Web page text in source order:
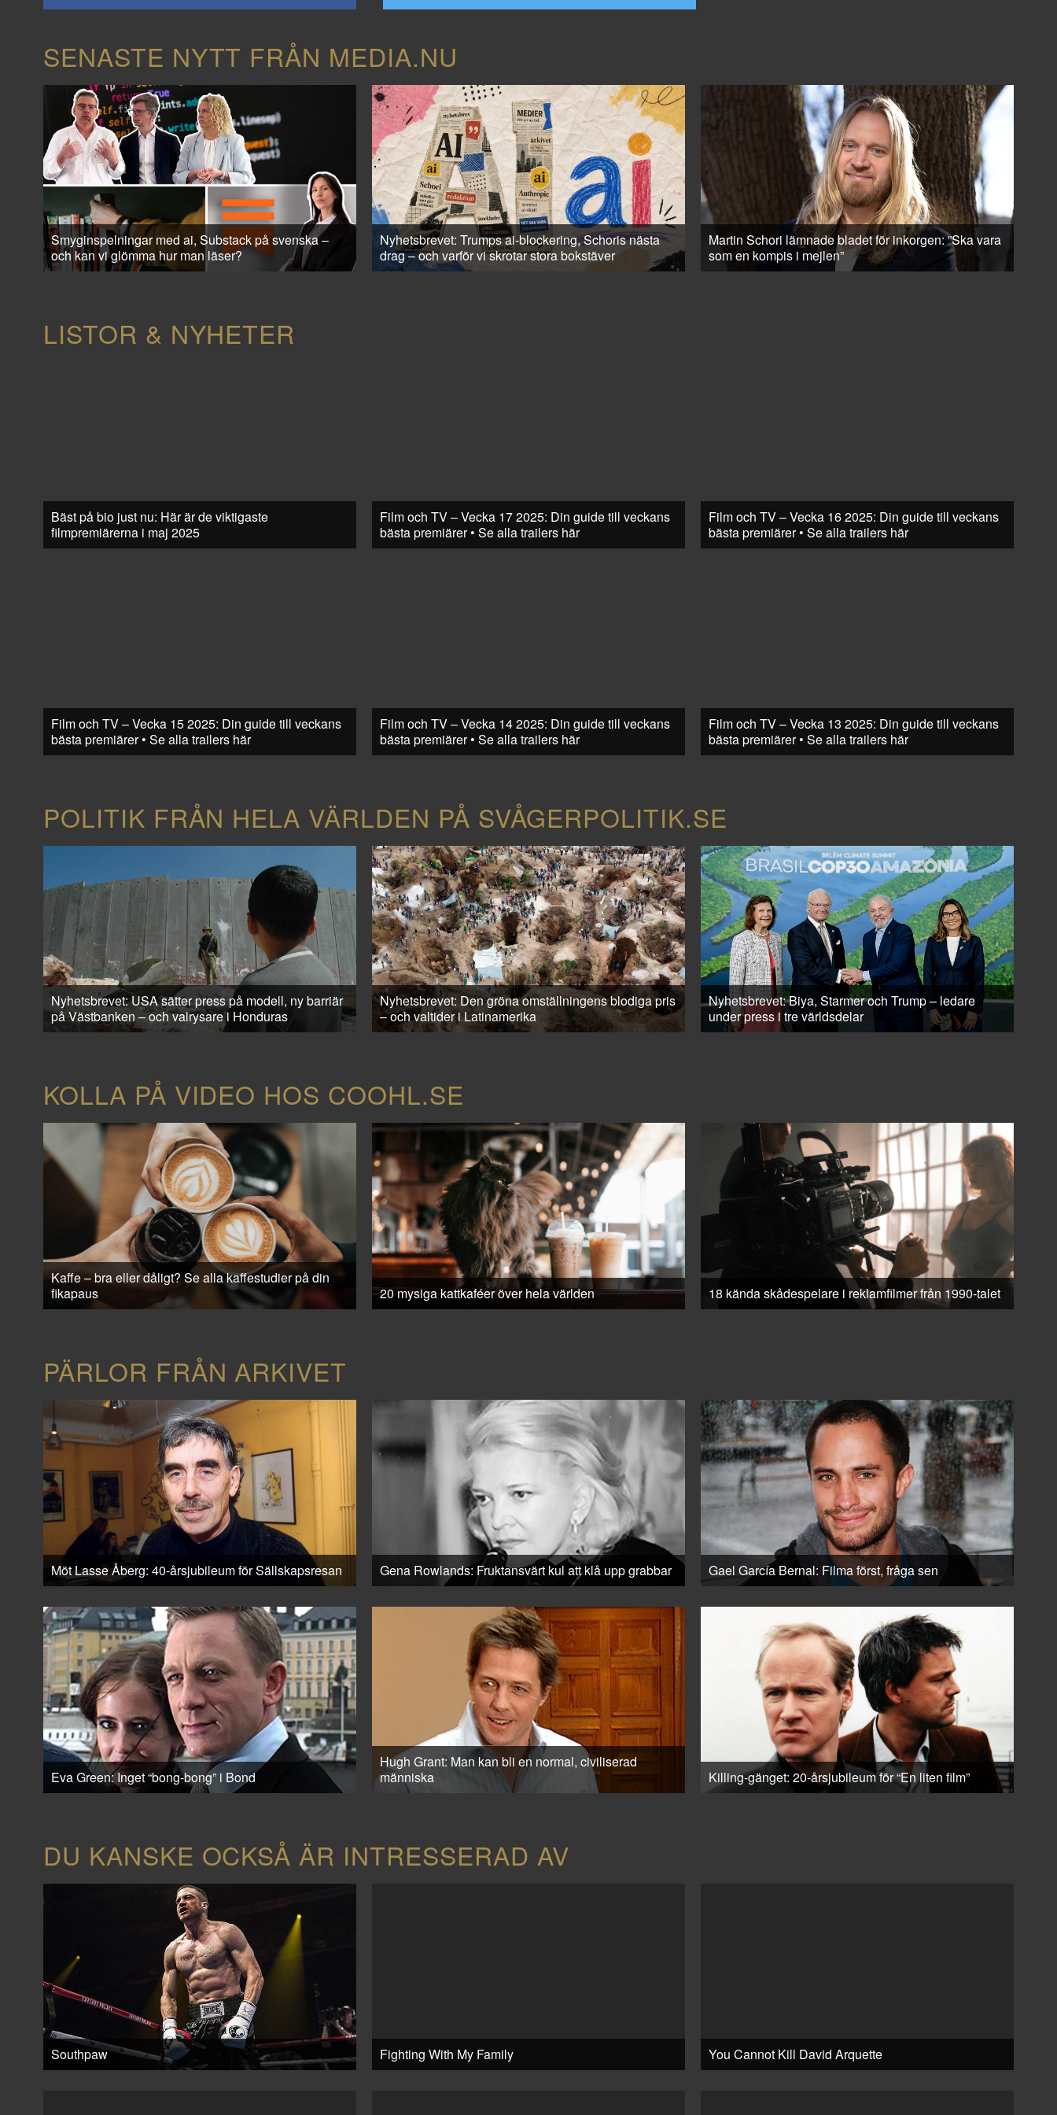
SENASTE NYTT FRÅN MEDIA.NU
Smyginspelningar med ai, Substack på svenska –
och kan vi glömma hur man läser?
Nyhetsbrevet: Trumps ai-blockering, Schoris nästa
drag – och varför vi skrotar stora bokstäver
Martin Schori lämnade bladet för inkorgen: ”Ska vara
som en kompis i mejlen”
LISTOR & NYHETER
Bäst på bio just nu: Här är de viktigaste
filmpremiärerna i maj 2025
Film och TV – Vecka 17 2025: Din guide till veckans
bästa premiärer • Se alla trailers här
Film och TV – Vecka 16 2025: Din guide till veckans
bästa premiärer • Se alla trailers här
Film och TV – Vecka 15 2025: Din guide till veckans
bästa premiärer • Se alla trailers här
Film och TV – Vecka 14 2025: Din guide till veckans
bästa premiärer • Se alla trailers här
Film och TV – Vecka 13 2025: Din guide till veckans
bästa premiärer • Se alla trailers här
POLITIK FRÅN HELA VÄRLDEN PÅ SVÅGERPOLITIK.SE
Nyhetsbrevet: USA sätter press på modell, ny barriär
på Västbanken – och valrysare i Honduras
Nyhetsbrevet: Den gröna omställningens blodiga pris
– och valtider i Latinamerika
Nyhetsbrevet: Biya, Starmer och Trump – ledare
under press i tre världsdelar
KOLLA PÅ VIDEO HOS COOHL.SE
Kaffe – bra eller dåligt? Se alla kaffestudier på din
fikapaus
20 mysiga kattkaféer över hela världen 18 kända skådespelare i reklamfilmer från 1990-talet
PÄRLOR FRÅN ARKIVET
Möt Lasse Åberg: 40-årsjubileum för Sällskapsresan Gena Rowlands: Fruktansvärt kul att klå upp grabbar Gael García Bernal: Filma först, fråga sen
Eva Green: Inget “bong-bong” i Bond
Hugh Grant: Man kan bli en normal, civiliserad
människa
Killing-gänget: 20-årsjubileum för “En liten film”
DU KANSKE OCKSÅ ÄR INTRESSERAD AV
Southpaw Fighting With My Family You Cannot Kill David Arquette